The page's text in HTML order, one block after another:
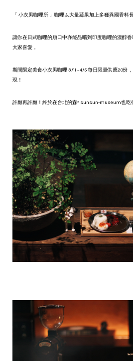
「 小次男咖哩所 」咖哩以大量蔬果加上多種異國香料
讓你在日式咖哩的順口中亦能品嚐到印度咖哩的濃醇
大家喜愛，
期間限定美食小次男咖哩 3/11 - 4/5 每日限量供應20份
現！
許願再許願！終於在台北的森³ sunsun-museum也吃